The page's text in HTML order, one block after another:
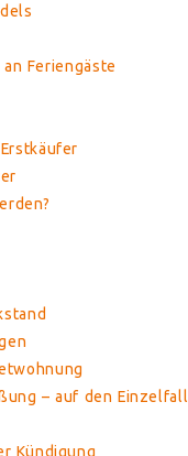
Feriengäste
– auf den Einzelfall
Kündigung